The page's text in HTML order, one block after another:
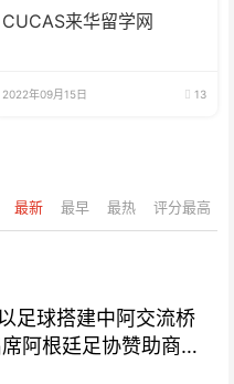
CUCAS来华留学网
2022年09月15日 13
最新 最早 最热 评分最高
足球搭建中阿交流桥
阿根廷足协赞助商招